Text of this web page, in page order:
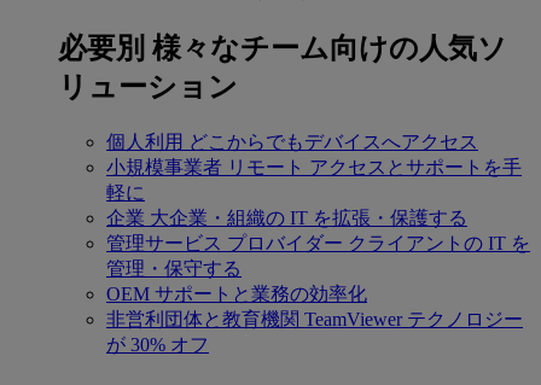
必要別 様々なチーム向けの人気ソ
リューション
個人利用 どこからでもデバイスへアクセス
小規模事業者 リモート アクセスとサポートを手
軽に
企業 大企業・組織の IT を拡張・保護する
管理サービス プロバイダー クライアントの IT を
管理・保守する
OEM サポートと業務の効率化
非営利団体と教育機関 TeamViewer テクノロジー
が 30% オフ